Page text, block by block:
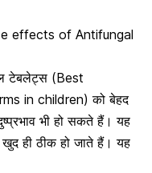
effects of Antifungal
टेबलेट्स (Best
in children) को बेहद
भी हो सकते हैं। यह
ही ठीक हो जाते हैं। यह